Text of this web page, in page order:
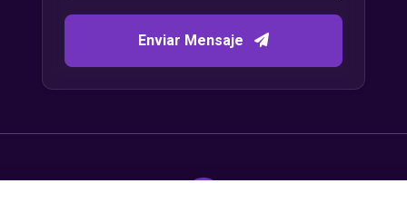
Enviar Mensaje